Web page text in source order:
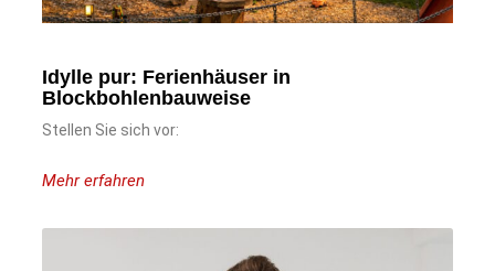
Idylle pur: Ferienhäuser in
Blockbohlenbauweise
Stellen Sie sich vor:
Mehr erfahren